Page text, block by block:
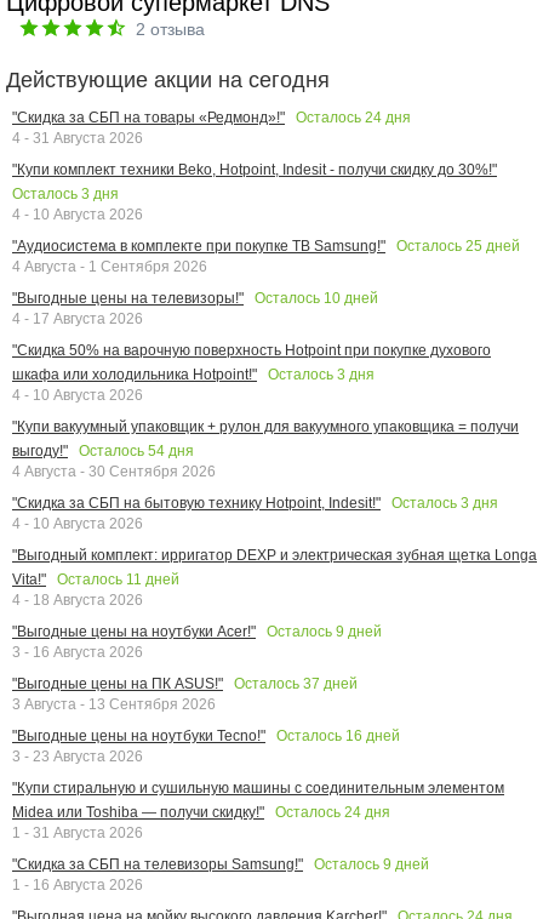
2 отзыва
Действующие акции на сегодня
"Скидка за СБП на товары «Редмонд»!" Осталось 24 дня
4 - 31 Августа 2026
"Купи комплект техники Beko, Hotpoint, Indesit - получи скидку до 30%!"
Осталось 3 дня
4 - 10 Августа 2026
"Аудиосистема в комплекте при покупке ТВ Samsung!"
Осталось 25 дней
4 Августа - 1 Сентября 2026
"Выгодные цены на телевизоры!"
Осталось 10 дней
4 - 17 Августа 2026
"Скидка 50% на варочную поверхность Hotpoint при покупке духового
шкафа или холодильника Hotpoint!"
Осталось 3 дня
4 - 10 Августа 2026
"Купи вакуумный упаковщик + рулон для вакуумного упаковщика = получи
выгоду!"
Осталось 54 дня
4 Августа - 30 Сентября 2026
"Скидка за СБП на бытовую технику Hotpoint, Indesit!"
Осталось 3 дня
4 - 10 Августа 2026
"Выгодный комплект: ирригатор DEXP и электрическая зубная щетка Longa
Vita!"
Осталось 11 дней
4 - 18 Августа 2026
"Выгодные цены на ноутбуки Acer!"
Осталось 9 дней
3 - 16 Августа 2026
"Выгодные цены на ПК ASUS!"
Осталось 37 дней
3 Августа - 13 Сентября 2026
"Выгодные цены на ноутбуки Tecno!"
Осталось 16 дней
3 - 23 Августа 2026
"Купи стиральную и сушильную машины с соединительным элементом
Midea или Toshiba — получи скидку!"
Осталось 24 дня
1 - 31 Августа 2026
"Скидка за СБП на телевизоры Samsung!"
Осталось 9 дней
1 - 16 Августа 2026